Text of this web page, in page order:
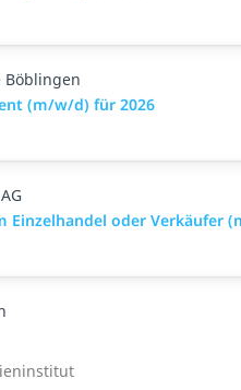
Böblingen
(m/w/d) für 2026
Einzelhandel oder Verkäufer